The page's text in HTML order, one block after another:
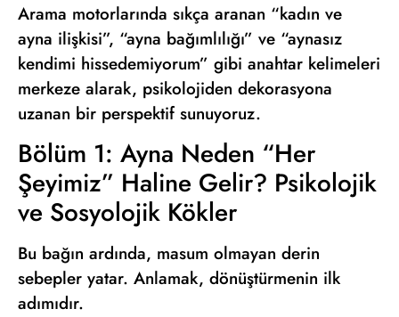
Arama motorlarında sıkça aranan “kadın ve
ayna ilişkisi”, “ayna bağımlılığı” ve “aynasız
kendimi hissedemiyorum” gibi anahtar kelimeleri
merkeze alarak, psikolojiden dekorasyona
uzanan bir perspektif sunuyoruz.
Bölüm 1: Ayna Neden “Her
Şeyimiz” Haline Gelir? Psikolojik
ve Sosyolojik Kökler
Bu bağın ardında, masum olmayan derin
sebepler yatar. Anlamak, dönüştürmenin ilk
adımıdır.